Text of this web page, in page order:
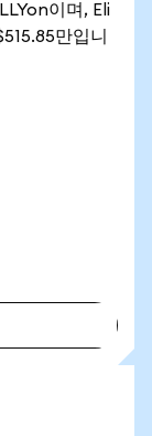
이며, Eli
만입니